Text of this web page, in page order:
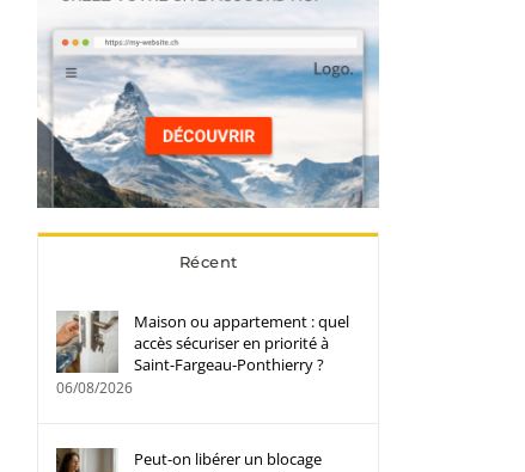
Récent
Maison ou appartement : quel
accès sécuriser en priorité à
Saint-Fargeau-Ponthierry ?
06/08/2026
Peut-on libérer un blocage